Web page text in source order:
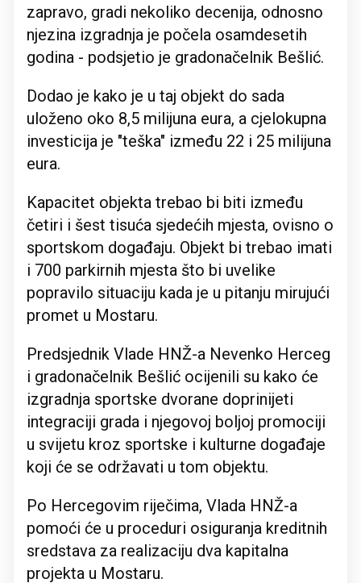
zapravo, gradi nekoliko decenija, odnosno
njezina izgradnja je počela osamdesetih
godina - podsjetio je gradonačelnik Bešlić.
Dodao je kako je u taj objekt do sada
uloženo oko 8,5 milijuna eura, a cjelokupna
investicija je "teška" između 22 i 25 milijuna
eura.
Kapacitet objekta trebao bi biti između
četiri i šest tisuća sjedećih mjesta, ovisno o
sportskom događaju. Objekt bi trebao imati
i 700 parkirnih mjesta što bi uvelike
popravilo situaciju kada je u pitanju mirujući
promet u Mostaru.
Predsjednik Vlade HNŽ-a Nevenko Herceg
i gradonačelnik Bešlić ocijenili su kako će
izgradnja sportske dvorane doprinijeti
integraciji grada i njegovoj boljoj promociji
u svijetu kroz sportske i kulturne događaje
koji će se održavati u tom objektu.
Po Hercegovim riječima, Vlada HNŽ-a
pomoći će u proceduri osiguranja kreditnih
sredstava za realizaciju dva kapitalna
projekta u Mostaru.